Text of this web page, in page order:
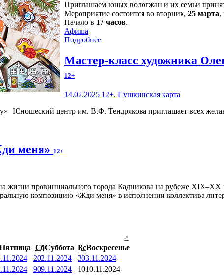
Приглашаем юных вологжан и их семьи
Мероприятие состоится во вторник, 25 марта,
Начало в 17 часов.
Афиша
Подробнее
Мастер-класс художника
12+
14.02.2025 12+, Пушкинская карта
Юношеский центр им. В.Ф. Тендрякова приглашает всех
меня» 12+
композицию «Жди меня» в исполнении коллектива
>
СбСуббота ВсВоскресенье
202.11.2024 303.11.2024
909.11.2024 1010.11.2024